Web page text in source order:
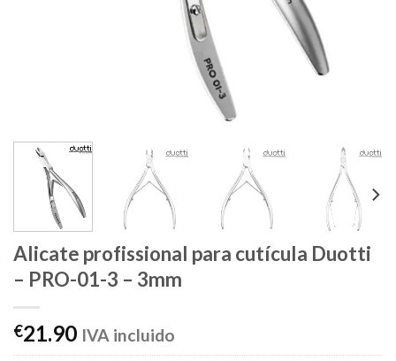
Alicate profissional para cutícula Duotti
– PRO-01-3 – 3mm
€21.90 IVA incluido